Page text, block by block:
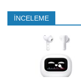
İNCELEME